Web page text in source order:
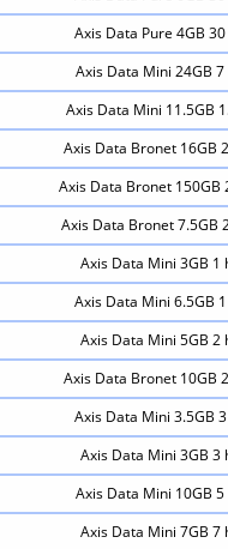
Axis Data Pure 4GB
Axis Data Mini 24GB
Axis Data Mini 11.5GB
Axis Data Bronet 16GB
Axis Data Bronet 150GB
Axis Data Bronet 7.5GB
Axis Data Mini 3GB 1
Axis Data Mini 6.5GB
Axis Data Mini 5GB 2
Axis Data Bronet 10GB
Axis Data Mini 3.5GB
Axis Data Mini 3GB 3
Axis Data Mini 10GB
Axis Data Mini 7GB 7